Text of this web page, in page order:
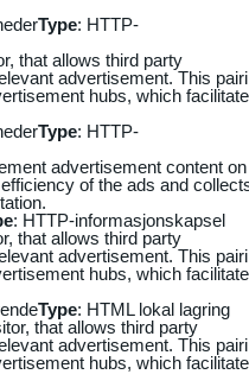
Type: HTTP-
that allows third party
advertisement. This
hubs, which
Type: HTTP-
advertisement content on
of the ads and
: HTTP-informasjonskapsel
that allows third party
advertisement. This
hubs, which
Type: HTML lokal lagring
that allows third party
advertisement. This
hubs, which